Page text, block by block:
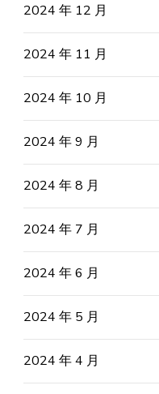
2024 年 12 月
2024 年 11 月
2024 年 10 月
2024 年 9 月
2024 年 8 月
2024 年 7 月
2024 年 6 月
2024 年 5 月
2024 年 4 月